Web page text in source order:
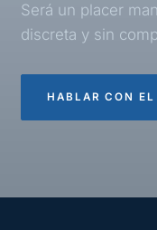
Será un placer
discreta y sin
HABLAR CON EL